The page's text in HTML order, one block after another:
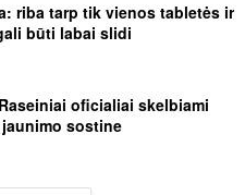
riba tarp tik vienos tabletės ir
būti labai slidi
oficialiai skelbiami
sostine